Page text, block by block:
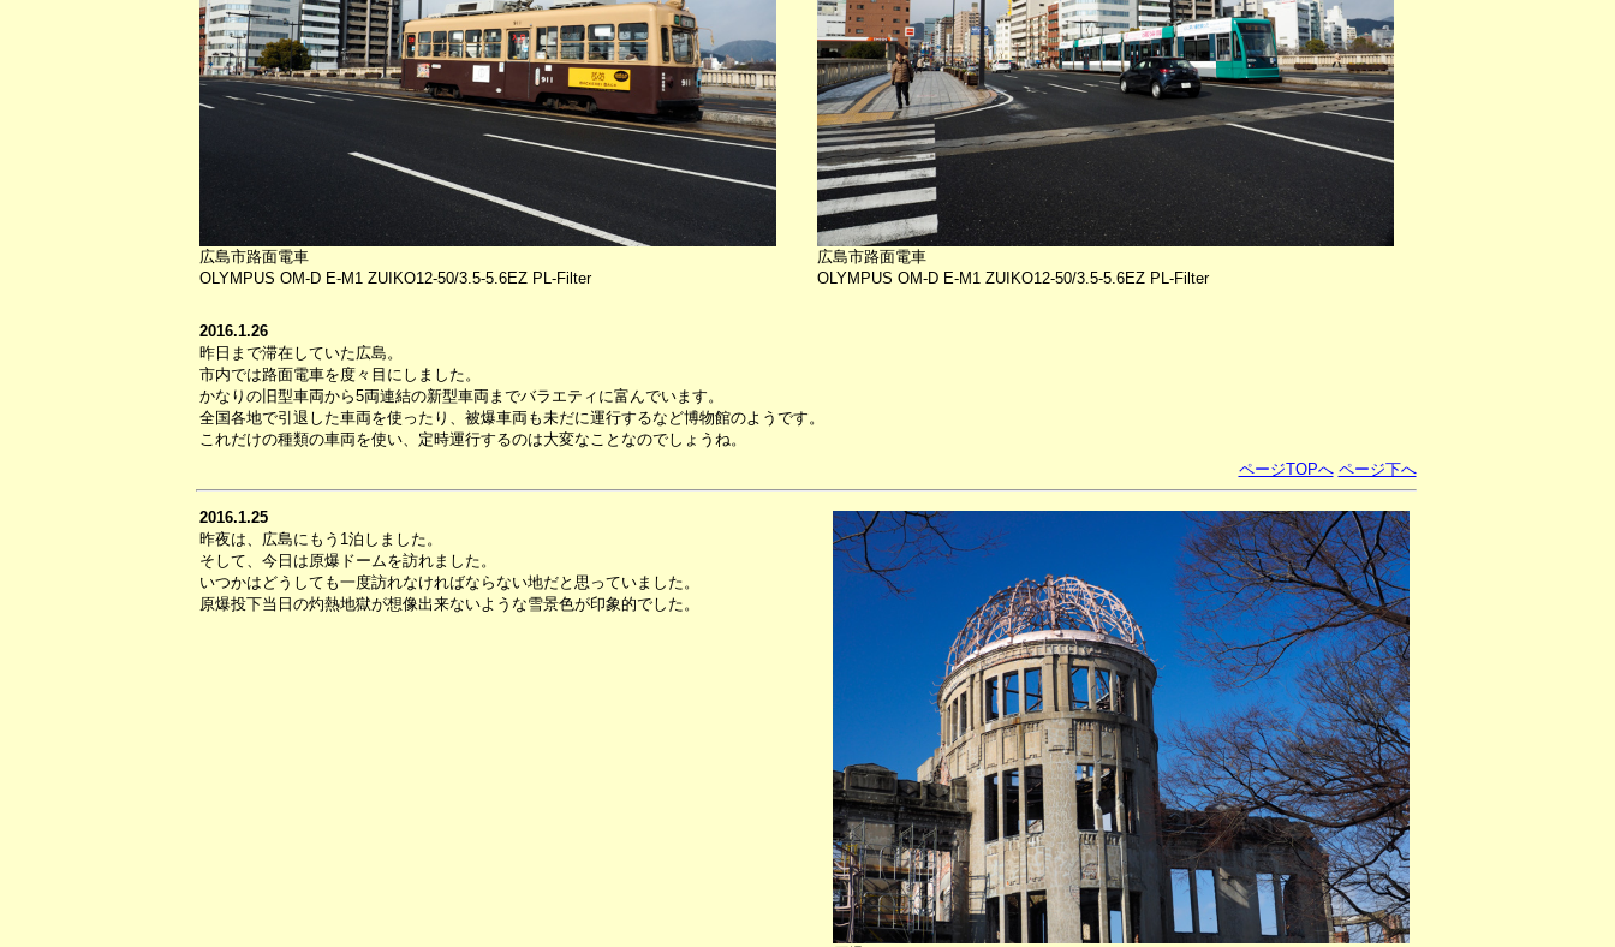
広島市路面電車
OLYMPUS OM-D E-M1 ZUIKO12-50/3.5-5.6EZ PL-Filter
広島市路面電車
OLYMPUS OM-D E-M1 ZUIKO12-50/3.5-5.6EZ PL-Filter
2016.1.26
昨日まで滞在していた広島。
市内では路面電車を度々目にしました。
かなりの旧型車両から5両連結の新型車両までバラエティに富んでいます。
全国各地で引退した車両を使ったり、被爆車両も未だに運行するなど博物館のようです。
これだけの種類の車両を使い、定時運行するのは大変なことなのでしょうね。
ページTOPへ ページ下へ
2016.1.25
昨夜は、広島にもう1泊しました。
そして、今日は原爆ドームを訪れました。
いつかはどうしても一度訪れなければならない地だと思っていました。
原爆投下当日の灼熱地獄が想像出来ないような雪景色が印象的でした。